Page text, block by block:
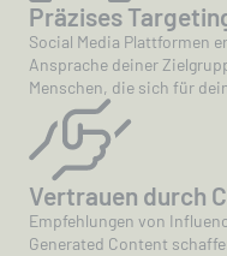
Präzises
Social Media Plattformen
Ansprache deiner
Menschen, die sich für
Vertrauen durch
Empfehlungen von
Generated Content